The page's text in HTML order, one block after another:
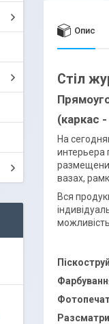
Опис
Стіл
(каркас
На
интерьера
вазах,
Вся